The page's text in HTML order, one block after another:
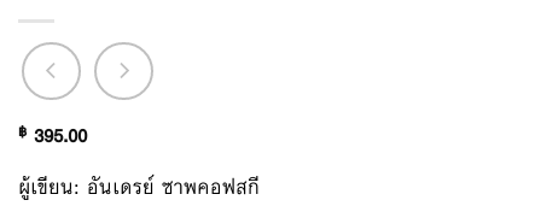
฿ 395.00
ผู้เขียน: อันเดรย์ ซาพคอฟสกี